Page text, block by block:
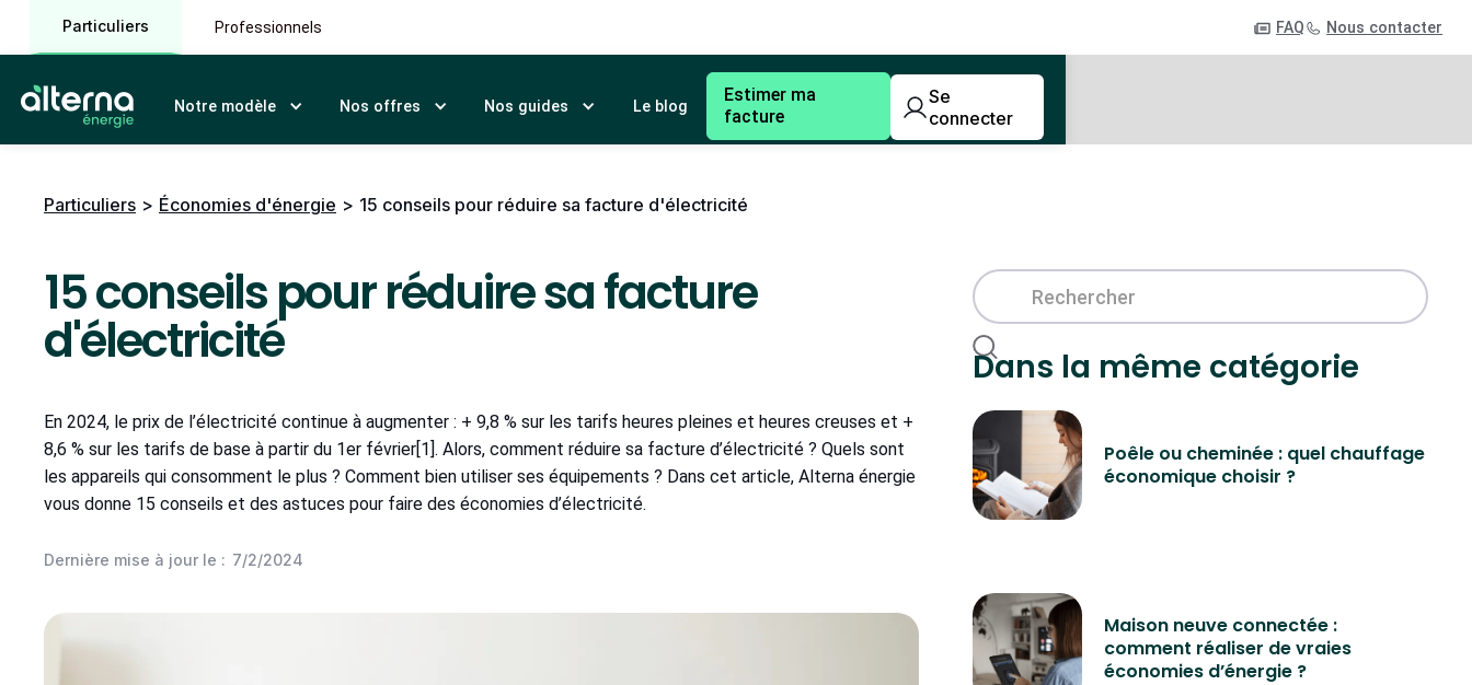
Particuliers Professionnels FAQ Nous contacter
Notre modèle Nos offres Nos guides Le blog
Estimer ma
facture
Se
connecter
Particuliers > Économies d'énergie > 15 conseils pour réduire sa facture d'électricité
15 conseils pour réduire sa facture
d'électricité
En 2024, le prix de l’électricité continue à augmenter : + 9,8 % sur les tarifs heures pleines et heures creuses et +
8,6 % sur les tarifs de base à partir du 1er février[1]. Alors, comment réduire sa facture d’électricité ? Quels sont
les appareils qui consomment le plus ? Comment bien utiliser ses équipements ? Dans cet article, Alterna énergie
vous donne 15 conseils et des astuces pour faire des économies d’électricité.
Dernière mise à jour le : 7/2/2024
Dans la même catégorie
Poêle ou cheminée : quel chauffage
économique choisir ?
Maison neuve connectée :
comment réaliser de vraies
économies d’énergie ?